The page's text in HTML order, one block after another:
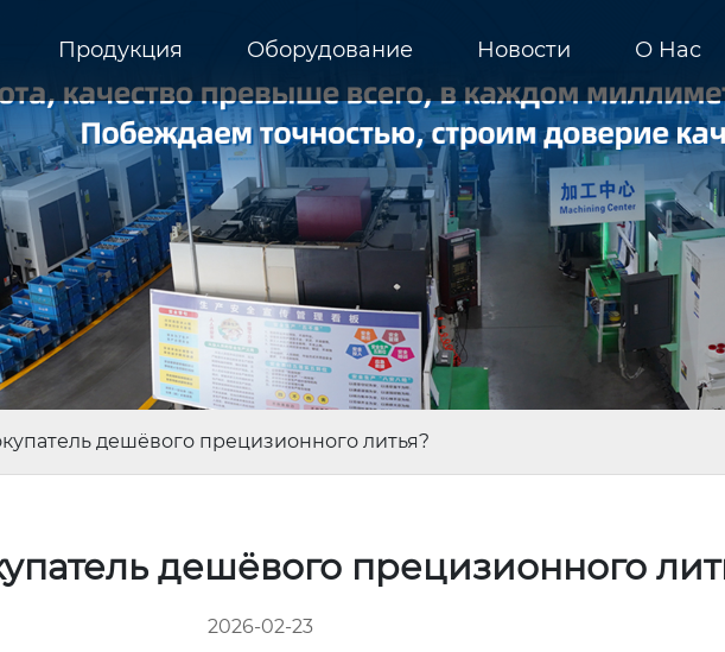
Продукция Оборудование Новости О Hас
дешёвого прецизионного литья?
дешёвого прецизионного
2026-02-23